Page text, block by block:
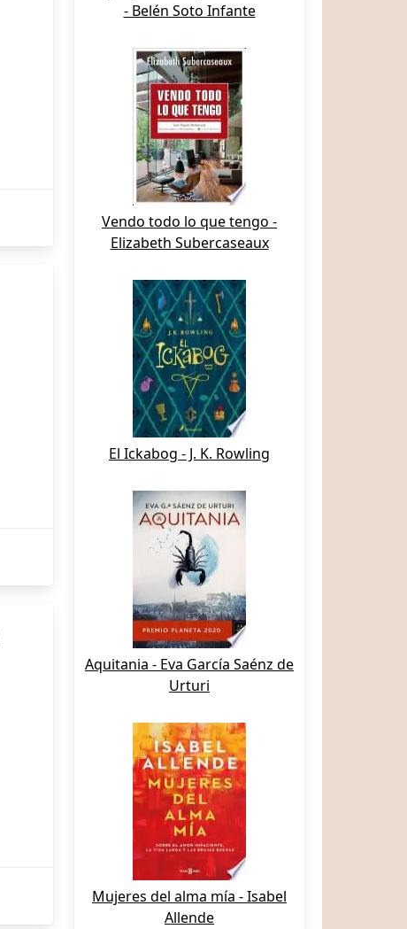
- Belén Soto Infante
Vendo todo lo que tengo -
Elizabeth Subercaseaux
El Ickabog - J. K. Rowling
Aquitania - Eva García Saénz de
Urturi
Mujeres del alma mía - Isabel
Allende